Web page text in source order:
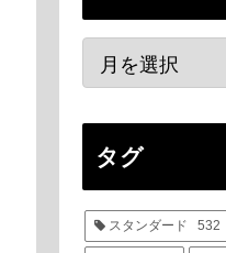
タグ
スタンダード 532